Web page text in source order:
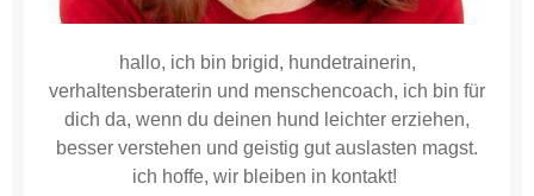
hallo, ich bin brigid, hundetrainerin,
verhaltensberaterin und menschencoach, ich bin für
dich da, wenn du deinen hund leichter erziehen,
besser verstehen und geistig gut auslasten magst.
ich hoffe, wir bleiben in kontakt!